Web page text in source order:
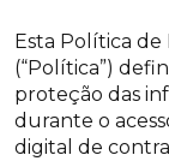
Esta Política de
(“Política”)
proteção das
durante o
digital de